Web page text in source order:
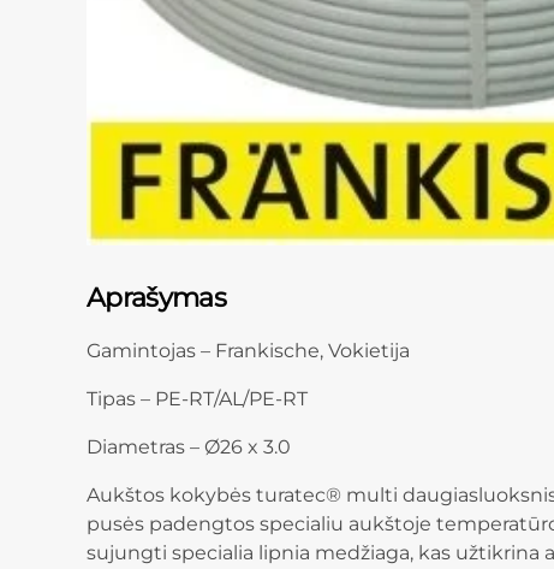
Aprašymas
Gamintojas – Frankische, Vokietija
Tipas – PE-RT/AL/PE-RT
Diametras – Ø26 x 3.0
Aukštos kokybės turatec® multi
pusės padengtos specialiu aukštoje
sujungti specialia lipnia medžiaga, kas